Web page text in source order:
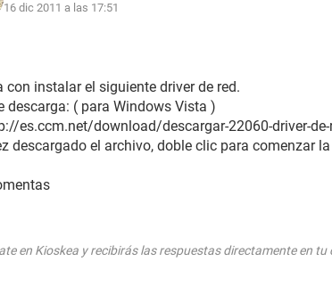
16 dic 2011 a las 17:51
con instalar el siguiente driver de red.
descarga: ( para Windows Vista )
es.ccm.net/download/descargar-22060-driver-
descargado el archivo, doble clic para comenzar
en Kioskea y recibirás las respuestas directamente en tu